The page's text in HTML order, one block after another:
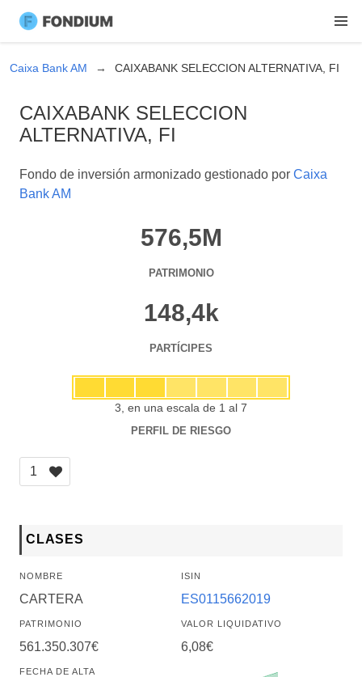
Caixa Bank AM CAIXABANK SELECCION ALTERNATIVA, FI
CAIXABANK SELECCION
ALTERNATIVA, FI
Fondo de inversión armonizado gestionado por Caixa
Bank AM
576,5M
PATRIMONIO
148,4k
PARTÍCIPES
3, en una escala de 1 al 7
PERFIL DE RIESGO
1
CLASES
NOMBRE
CARTERA
ISIN
ES0115662019
PATRIMONIO
561.350.307€
VALOR LIQUIDATIVO
6,08€
FECHA DE ALTA